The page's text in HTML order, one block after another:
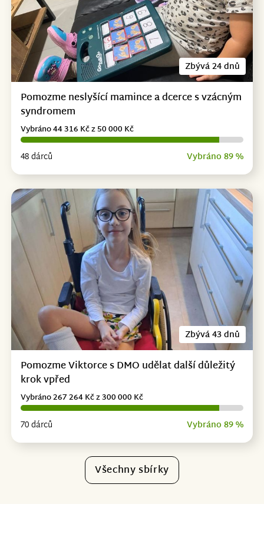
Zbývá 24 dnů
Pomozme neslyšící mamince a dcerce s vzácným
syndromem
48 dárců Vybráno 89 %
Vybráno 44 316 Kč z 50 000 Kč
Zbývá 43 dnů
Pomozme Viktorce s DMO udělat další důležitý
krok vpřed
70 dárců Vybráno 89 %
Vybráno 267 264 Kč z 300 000 Kč
Všechny sbírky